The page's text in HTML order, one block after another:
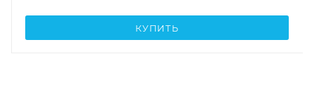
КУПИТЬ